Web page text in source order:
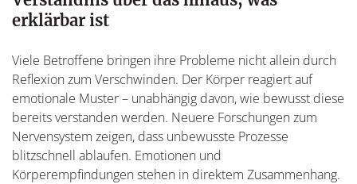
erklärbar ist
Viele Betroffene bringen ihre Probleme nicht allein durch
Reflexion zum Verschwinden. Der Körper reagiert auf
emotionale Muster – unabhängig davon, wie bewusst diese
bereits verstanden werden. Neuere Forschungen zum
Nervensystem zeigen, dass unbewusste Prozesse
blitzschnell ablaufen. Emotionen und
Körperempfindungen stehen in direktem Zusammenhang.